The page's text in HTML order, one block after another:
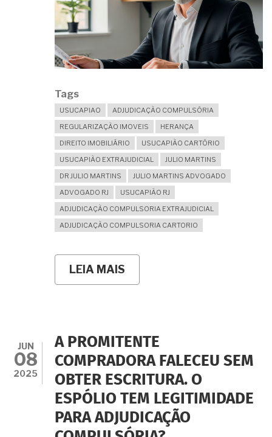
Tags
USUCAPIAO
ADJUDICAÇÃO COMPULSÓRIA
REGULARIZAÇÃO IMOVEIS
HERANÇA
DIREITO IMOBILIÁRIO
USUCAPIÃO CARTÓRIO
USUCAPIÃO EXTRAJUDICIAL
JULIO MARTINS
DR JULIO MARTINS
JULIO MARTINS ADVOGADO
ADVOGADO RJ
USUCAPIÃO RJ
ADJUDICAÇÃO COMPULSORIA EXTRAJUDICIAL
ADJUDICAÇÃO COMPULSORIA CARTORIO
LEIA MAIS
SE
REQUISITOS
PARA
USUCAPIÃO
É
CABÍVEL
A
EXIGIR
A
ADOÇÃO
DA
JUN
08
2025
A PROMITENTE
COMPRADORA FALECEU SEM
OBTER ESCRITURA. O
ESPÓLIO TEM LEGITIMIDADE
PARA ADJUDICAÇÃO